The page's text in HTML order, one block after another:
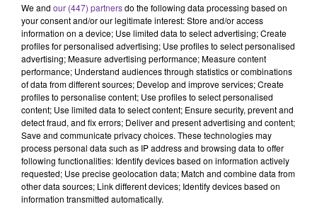
Aminata Niakaté EELV Retraites
7 mars 2023 - 17 min 46 sec
AMINATA NIAKATÉ, PORTE-PAROLE D’EELV
LB
PLURIEL, le rendez-vous politique du mardi 7 mars 2023
PLURIEL avecAminata Niakaté
We and our (447) partnersdo the following data processing based on
your consent and/or our legitimate interest: Store and/or access
information on a device; Use limited data to select advertising; Create
profiles for personalised advertising; Use profiles to select personalised
advertising; Measure advertising performance; Measure content
performance; Understand audiences through statistics or combinations
of data from different sources; Develop and improve services; Create
profiles to personalise content; Use profiles to select personalised
content; Use limited data to select content; Ensure security, prevent and
detect fraud, and fix errors; Deliver and present advertising and content;
Save and communicate privacy choices. These technologies may
process personal data such as IP address and browsing data to offer
following functionalities: Identify devices based on information actively
requested; Use precise geolocation data; Match and combine data from
other data sources; Link different devices; Identify devices based on
information transmitted automatically.